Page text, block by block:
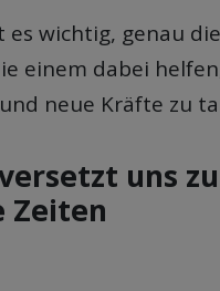
es wichtig, genau
einem dabei
neue Kräfte zu
uns
Zeiten